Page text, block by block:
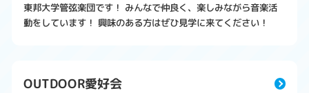
東邦大学管弦楽団です！ みんなで仲良く、楽しみながら音楽活
動をしています！ 興味のある方はぜひ見学に来てください！
OUTDOOR愛好会